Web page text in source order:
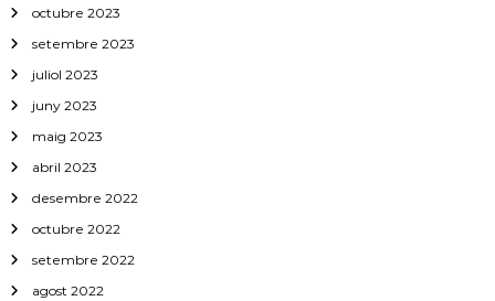
octubre 2023
setembre 2023
juliol 2023
juny 2023
maig 2023
abril 2023
desembre 2022
octubre 2022
setembre 2022
agost 2022